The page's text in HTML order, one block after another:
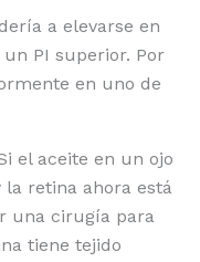
a elevarse en
PI superior. Por
en uno de
el aceite en un ojo
retina ahora está
una cirugía para
tiene tejido